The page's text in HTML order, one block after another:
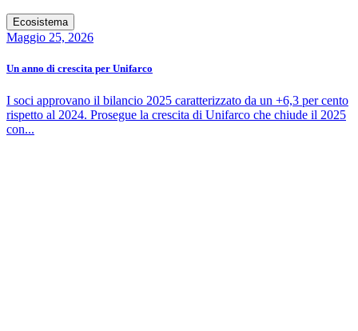
Ecosistema
Maggio 25, 2026
Un anno di crescita per Unifarco
I soci approvano il bilancio 2025 caratterizzato da un +6,3 per cento
rispetto al 2024. Prosegue la crescita di Unifarco che chiude il 2025
con...